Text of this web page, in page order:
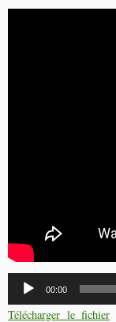
Lecteur
audio
00:00
Télécharger le fichier